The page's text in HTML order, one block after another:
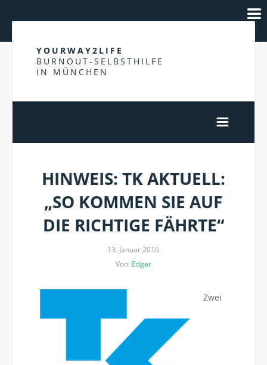
YOURWAY2LIFE
BURNOUT-SELBSTHILFE
IN MÜNCHEN
HINWEIS: TK AKTUELL:
„SO KOMMEN SIE AUF
DIE RICHTIGE FÄHRTE“
13. Januar 2016
Von: Edgar
Zwei